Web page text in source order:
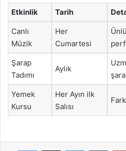
Etkinlik Tarih
Canlı
Müzik
Her
Cumartesi
Şarap
Tadımı
Aylık
Yemek
Kursu
Her Ayın ilk
Salısı